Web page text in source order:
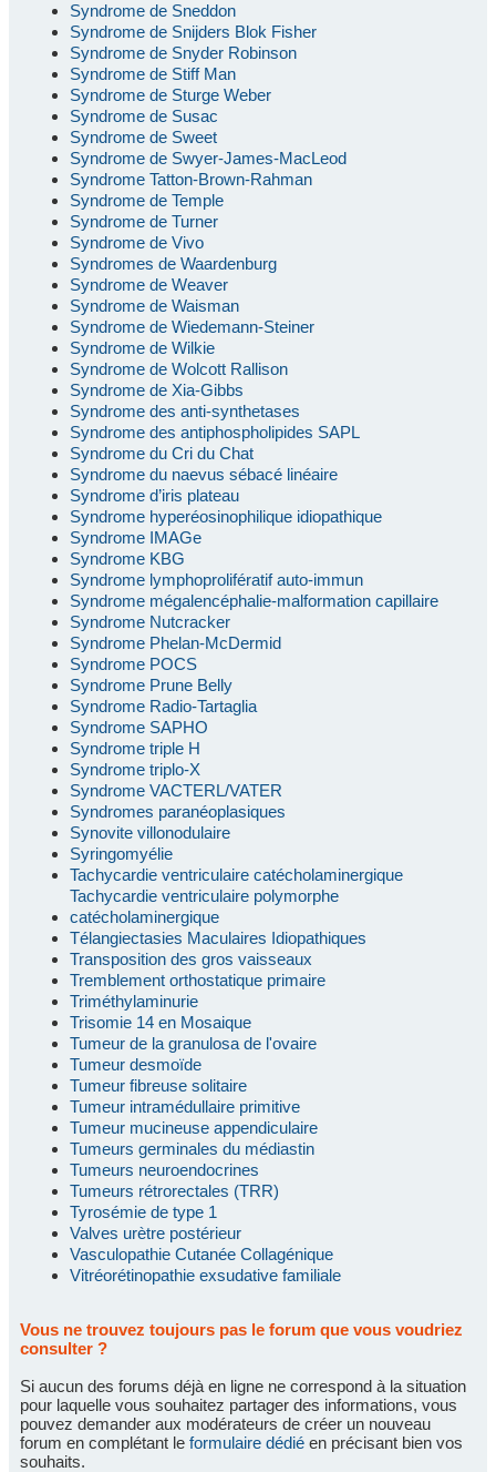
Syndrome de Sneddon
Syndrome de Snijders Blok Fisher
Syndrome de Snyder Robinson
Syndrome de Stiff Man
Syndrome de Sturge Weber
Syndrome de Susac
Syndrome de Sweet
Syndrome de Swyer-James-MacLeod
Syndrome Tatton-Brown-Rahman
Syndrome de Temple
Syndrome de Turner
Syndrome de Vivo
Syndromes de Waardenburg
Syndrome de Weaver
Syndrome de Waisman
Syndrome de Wiedemann-Steiner
Syndrome de Wilkie
Syndrome de Wolcott Rallison
Syndrome de Xia-Gibbs
Syndrome des anti-synthetases
Syndrome des antiphospholipides SAPL
Syndrome du Cri du Chat
Syndrome du naevus sébacé linéaire
Syndrome d’iris plateau
Syndrome hyperéosinophilique idiopathique
Syndrome IMAGe
Syndrome KBG
Syndrome lymphoprolifératif auto-immun
Syndrome mégalencéphalie-malformation capillaire
Syndrome Nutcracker
Syndrome Phelan-McDermid
Syndrome POCS
Syndrome Prune Belly
Syndrome Radio-Tartaglia
Syndrome SAPHO
Syndrome triple H
Syndrome triplo-X
Syndrome VACTERL/VATER
Syndromes paranéoplasiques
Synovite villonodulaire
Syringomyélie
Tachycardie ventriculaire catécholaminergique
Tachycardie ventriculaire polymorphe
catécholaminergique
Télangiectasies Maculaires Idiopathiques
Transposition des gros vaisseaux
Tremblement orthostatique primaire
Triméthylaminurie
Trisomie 14 en Mosaique
Tumeur de la granulosa de l'ovaire
Tumeur desmoïde
Tumeur fibreuse solitaire
Tumeur intramédullaire primitive
Tumeur mucineuse appendiculaire
Tumeurs germinales du médiastin
Tumeurs neuroendocrines
Tumeurs rétrorectales (TRR)
Tyrosémie de type 1
Valves urètre postérieur
Vasculopathie Cutanée Collagénique
Vitréorétinopathie exsudative familiale
Vous ne trouvez toujours pas le forum que vous voudriez
consulter ?
Si aucun des forums déjà en ligne ne correspond à la situation
pour laquelle vous souhaitez partager des informations, vous
pouvez demander aux modérateurs de créer un nouveau
forum en complétant le formulaire dédié en précisant bien vos
souhaits.